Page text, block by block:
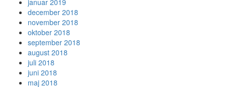
januar 2019
december 2018
november 2018
oktober 2018
september 2018
august 2018
juli 2018
juni 2018
maj 2018